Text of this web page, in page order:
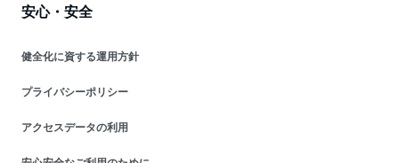
安心・安全
健全化に資する運用方針
プライバシーポリシー
アクセスデータの利用